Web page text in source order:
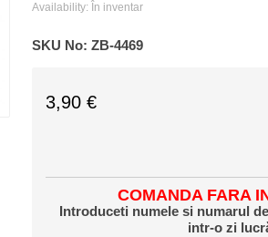
Availability: În inventar
SKU No:ZB-4469
3,90 €
COMANDA FARA
Introduceti numele si numarul
intr-o zi